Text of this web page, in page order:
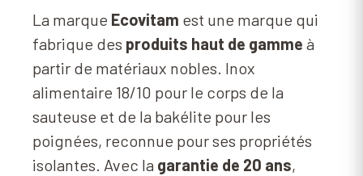
La marque Ecovitam est une marque qui
fabrique des produits haut de gamme à
partir de matériaux nobles. Inox
alimentaire 18/10 pour le corps de la
sauteuse et de la bakélite pour les
poignées, reconnue pour ses propriétés
isolantes. Avec la garantie de 20 ans,